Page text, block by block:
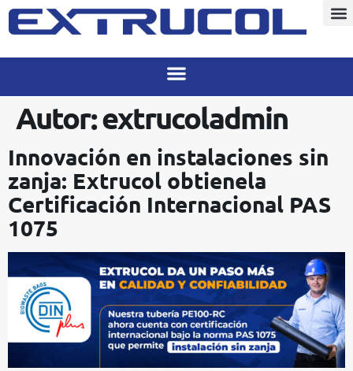
Autor:extrucoladmin
Innovación en instalaciones sin
zanja: Extrucol obtienela
Certificación Internacional PAS
1075